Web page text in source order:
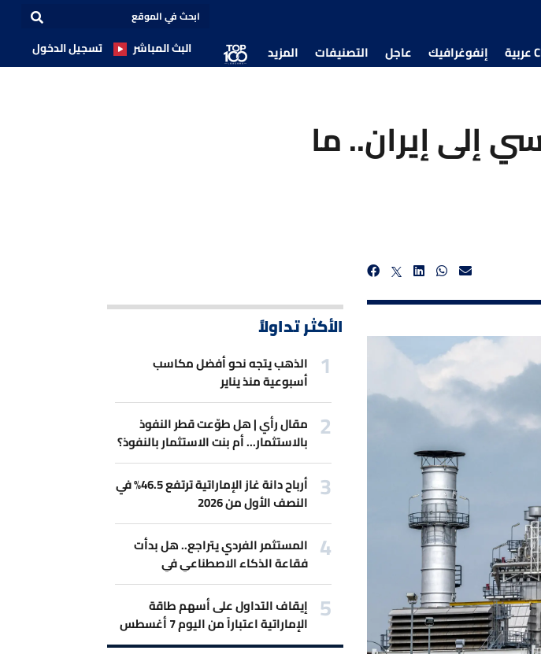
إنفوغرافيك عاجل التصنيفات المزيد البث المباشر تسجيل الدخول
إلى إيران.. ما
الأكثر تداولاً
الذهب يتجه نحو أفضل مكاسب
أسبوعية منذ يناير
مقال رأي | هل طوّعت قطر النفوذ
بالاستثمار... أم بنت الاستثمار بالنفوذ؟
أرباح دانة غاز الإماراتية ترتفع 46.5% في
النصف الأول من 2026
المستثمر الفردي يتراجع.. هل بدأت
فقاعة الذكاء الاصطناعي في
الانكماش؟
إيقاف التداول على أسهم طاقة
الإماراتية اعتباراً من اليوم 7 أغسطس
2026